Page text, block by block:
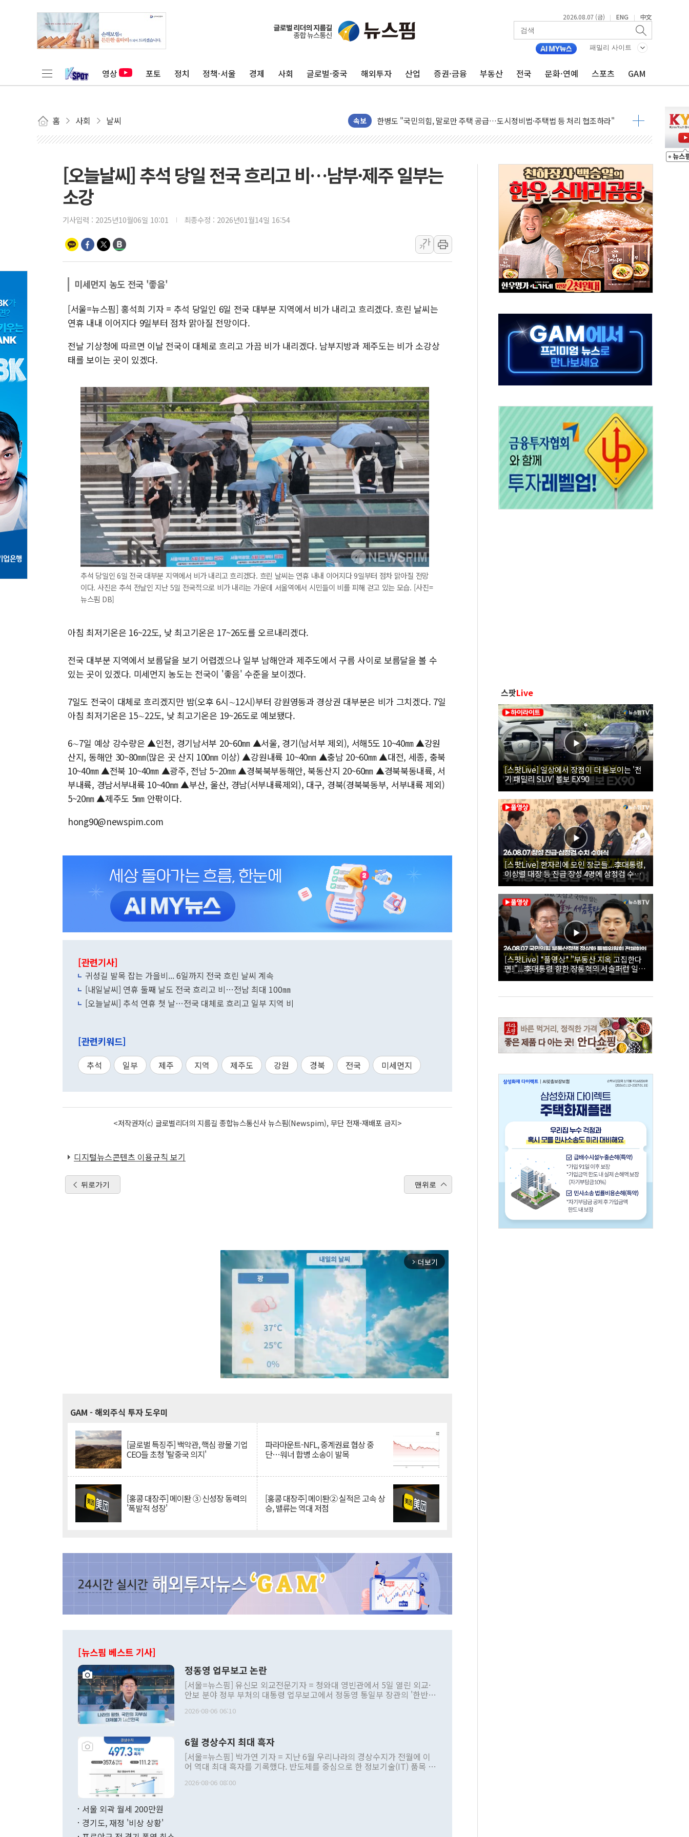
2026.08.07 (금) | ENG | 中文
패밀리 사이트
영상 포토 정치 정책·서울 경제 사회 글로벌·중국 해외투자 산업 증권·금융 부동산 전국 문화·연예 스포츠 GAM
홈 사회 날씨 속보
나경원 의원 "장기보유 1주택자 과도한 세금 부당"…소득세법 개정안 발의 예고
한병도 "국민의힘, 말로만 주택 공급…도시정비법·주택법 등 처리 협조하라"
금투협, ChatGPT로 투자 웹리포트 만든다…AI 금융데이터 분석 과정 개설
우리자산운용, MMF 순자산 30조 돌파…증시 급락에 업계 1위
李대통령, 장성 진급 신고식 "내란으로 훼손된 軍 신뢰 회복해야"
TBH글로벌, 상반기 매출 1006억원…전년비 13.9% 증가
AI 메모리 향한 뜨거운 관심…SK하이닉스, FMS서 '풀스택' 기술력 과시
건설 불황 속 내실 다진 한샘…B2B 확장으로 성장동력 확보
"내년 메모리 물량 동났다"…선수금 내걸고 확보 전쟁
현대지에프홀딩스, 자사주 1000억 연내 소각…2분기 영업익 853억
관광객 3000만명 목표인데…외국인 숙박 부가세 환급 앞당겨 종료
[뉴스핌 이 시각 PICK] 축구협회 성접대 기간, 대표팀 무패 外
美 정보 당국 "푸틴, 몇 년 내 NATO 결속력 시험하려 한정적 침공 가능성"
인도, 바이오가스 생산에 3.5조원 투입키로...'에너지 자립' 일환
서울시, 정비사업으로 주택 36% 늘었다...공급부족 전 시장 규제 탓 커
신인류콘텐츠, 핀란드 AI 기업 Audission Oy와 운영 파트너십 체결
"일부 존치" vs "전면 개발"…서리풀2구역 갈등, 협의 테이블에
[오늘날씨] 추석 당일 전국 흐리고 비…남부·제주 일부는
소강
기사입력 : 2025년10월06일 10:01 최종수정 : 2026년01월14일 16:54
가
가
미세먼지 농도 전국 '좋음'
[서울=뉴스핌] 홍석희 기자 = 추석 당일인 6일 전국 대부분 지역에서 비가 내리고 흐리겠다. 흐린 날씨는
연휴 내내 이어지다 9일부터 점차 맑아질 전망이다.
전날 기상청에 따르면 이날 전국이 대체로 흐리고 가끔 비가 내리겠다. 남부지방과 제주도는 비가 소강상
태를 보이는 곳이 있겠다.
추석 당일인 6일 전국 대부분 지역에서 비가 내리고 흐리겠다. 흐린 날씨는 연휴 내내 이어지다 9일부터 점차 맑아질 전망
이다. 사진은 추석 전날인 지난 5일 전국적으로 비가 내리는 가운데 서울역에서 시민들이 비를 피해 걷고 있는 모습. [사진=
뉴스핌 DB]
아침 최저기온은 16~22도, 낮 최고기온은 17~26도를 오르내리겠다.
전국 대부분 지역에서 보름달을 보기 어렵겠으나 일부 남해안과 제주도에서 구름 사이로 보름달을 볼 수
있는 곳이 있겠다. 미세먼지 농도는 전국이 '좋음' 수준을 보이겠다.
7일도 전국이 대체로 흐리겠지만 밤(오후 6시∼12시)부터 강원영동과 경상권 대부분은 비가 그치겠다. 7일
아침 최저기온은 15∼22도, 낮 최고기온은 19~26도로 예보됐다.
6∼7일 예상 강수량은 ▲인천, 경기남서부 20~60㎜ ▲서울, 경기(남서부 제외), 서해5도 10~40㎜ ▲강원
산지, 동해안 30~80㎜(많은 곳 산지 100㎜ 이상) ▲강원내륙 10~40㎜ ▲충남 20~60㎜ ▲대전, 세종, 충북
10~40㎜ ▲전북 10~40㎜ ▲광주, 전남 5~20㎜ ▲경북북부동해안, 북동산지 20~60㎜ ▲경북북동내륙, 서
부내륙, 경남서부내륙 10~40㎜ ▲부산, 울산, 경남(서부내륙제외), 대구, 경북(경북북동부, 서부내륙 제외)
5~20㎜ ▲제주도 5㎜ 안팎이다.
hong90@newspim.com
[관련기사]
귀성길 발목 잡는 가을비... 6일까지 전국 흐린 날씨 계속
[내일날씨] 연휴 둘째 날도 전국 흐리고 비…전남 최대 100㎜
[오늘날씨] 추석 연휴 첫 날…전국 대체로 흐리고 일부 지역 비
[관련키워드]
추석 일부 제주 지역 제주도 강원 경북 전국 미세먼지
<저작권자(c) 글로벌리더의 지름길 종합뉴스통신사 뉴스핌(Newspim), 무단 전재-재배포 금지>
디지털뉴스콘텐츠 이용규칙 보기
뒤로가기 맨위로
arrow_forward_ios 더보기
GAM - 해외주식 투자 도우미
[글로벌 특징주] 백악관, 핵심 광물 기업
CEO들 초청 '탈중국 의지'
파라마운트-NFL, 중계권료 협상 중
단…워너 합병 소송이 발목
[홍콩 대장주] 메이퇀 ③ 신성장 동력의
'폭발적 성장'
[홍콩 대장주] 메이퇀② 실적은 고속 상
승, 밸류는 역대 저점
[뉴스핌 베스트 기사]
정동영 업무보고 논란
[서울=뉴스핌] 유신모 외교전문기자 = 청와대 영빈관에서 5일 열린 외교·
안보 분야 정부 부처의 대통령 업무보고에서 정동영 통일부 장관의 '한반도
발언 중에는 정부 내 조율을 거치지 않은 사안을 정책으로 추진하겠다고 공
주의적 희망에 근거한 비현실적 구상'이라는 비판을 내놨다. 그동안 정 장
관의 대북 정책 관련 발언이 물의를 빚은 적은 여러 번 있지만 대통령과 유
관 부처 장관이 공개적으로 부정적 입장을 표명한 것은 이례적이다. 정 장
관의 무리한 대북 접근법과 월권을 제어해야 한다는 목소리도 높아지고 있
다. [정동영 통일부 장관이 지난달 23일 오후 서울 종로구 정부서울청사에
2026-08-06 06:10
6월 경상수지 최대 흑자
[서울=뉴스핌] 박가연 기자 = 지난 6월 우리나라의 경상수지가 전월에 이
어 역대 최대 흑자를 기록했다. 반도체를 중심으로 한 정보기술(IT) 품목 수
료=한국은행] 한국은행이 6일 발표한 '2026년 6월 국제수지(잠정)'에 따르
2026-08-06 08:00
서울 외곽 월세 200만원
경기도, 재정 '비상 상황'
스팟Live
[스팟Live] 일상에서 장점이 더 돋보이는 '전
기 패밀리 SUV' 볼보 EX90
[스팟Live] 한자리에 모인 장군들...李대통령,
이상렬 대장 등 진급 장성 4명에 삼정검 수치
직접 수여｜26.08.07 장성 진급·삼정검 수치
수여식
[스팟Live] *풀영상* "부동산 지옥 고집한다
면!"...李대통령 향한 장동혁의 서슬퍼런 일갈
| 26.08.07 국민의힘 부동산정책 정상화 특별